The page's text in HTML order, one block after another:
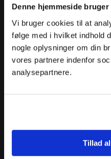
Denne hjemmeside
Vi bruger cookies til at
følge med i hvilket indhold
nogle oplysninger om din
vores partnere indenfor
analysepartnere.
Tillad
Dansk Sprognævn
Adelgade 119 B
5400 Bogense